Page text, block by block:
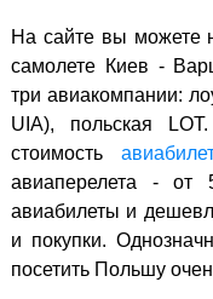
На сайте вы можете
самолете Киев -
три авиакомпании:
UIA), польская
стоимость
авиаперелета -
авиабилеты и
и покупки.
посетить Польшу